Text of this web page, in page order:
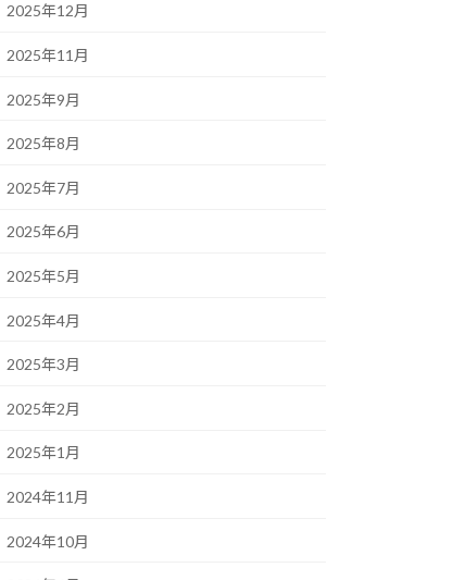
2025年12月
2025年11月
2025年9月
2025年8月
2025年7月
2025年6月
2025年5月
2025年4月
2025年3月
2025年2月
2025年1月
2024年11月
2024年10月